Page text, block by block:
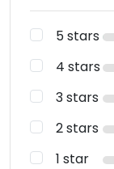
5 stars
4 stars
3 stars
2 stars
1 star